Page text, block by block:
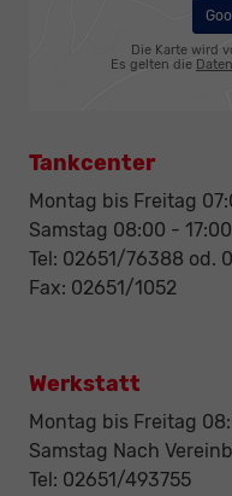
Die Karte wird
Es gelten die
Tankcenter
Montag bis Freitag
Samstag 08:00 -
Tel: 02651/76388 od.
Fax: 02651/1052
Werkstatt
Montag bis Freitag
Samstag Nach
Tel: 02651/493755